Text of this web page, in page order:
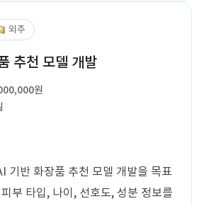
외주
추천 모델 개발
원
기반 화장품 추천 모델 개발을 목표
부 타입, 나이, 선호도, 성분 정보를